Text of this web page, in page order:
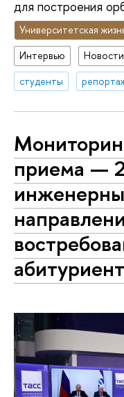
для построения
Университетская
Интервью
Новости
студенты
приема —